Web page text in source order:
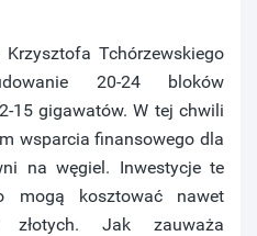
Tchórzewskiego
20-24 bloków
15 gigawatów. W tej chwili
wsparcia finansowego dla
na węgiel. Inwestycje te
mogą kosztować nawet
złotych. Jak zauważa